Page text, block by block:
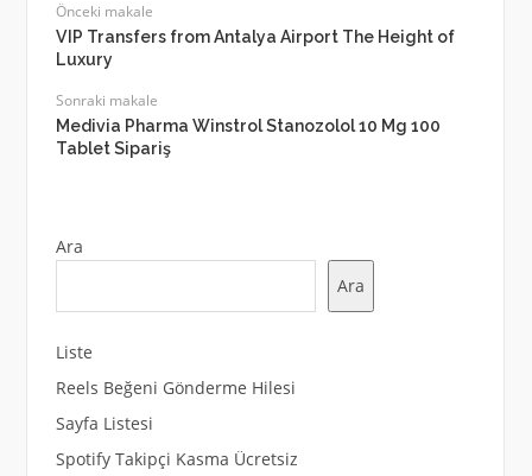
Önceki makale
VIP Transfers from Antalya Airport The Height of
Luxury
Sonraki makale
Medivia Pharma Winstrol Stanozolol 10 Mg 100
Tablet Sipariş
Ara
Ara
Liste
Reels Beğeni Gönderme Hilesi
Sayfa Listesi
Spotify Takipçi Kasma Ücretsiz